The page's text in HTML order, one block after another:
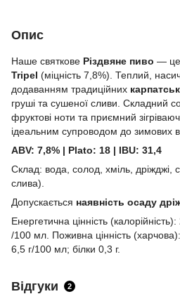
Опис
Наше святкове Різдвяне пиво — це
Tripel (міцність 7,8%). Теплий,
додаванням традиційних
груші та сушеної сливи. Складний
фруктові ноти та приємний
ідеальним супроводом до зимових
ABV: 7,8% | Plato: 18 | IBU: 31,4
Склад: вода, солод, хміль, дріжджі,
слива).
Допускається наявність осаду
Енергетична цінність
/100 мл. Поживна цінність
6,5 г/100 мл; білки 0,3 г.
Відгуки 2